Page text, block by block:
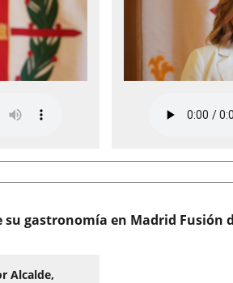
gastronomía en Madrid Fusión
Alcalde,